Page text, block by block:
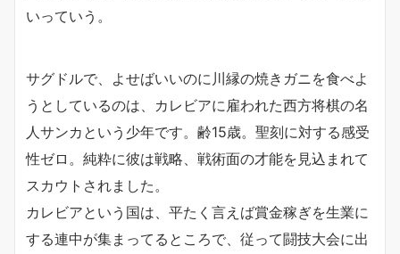
いっていう。
サグドルで、よせばいいのに川縁の焼きガニを食べよ
うとしているのは、カレビアに雇われた西方将棋の名
人サンカという少年です。齢15歳。聖刻に対する感受
性ゼロ。純粋に彼は戦略、戦術面の才能を見込まれて
スカウトされました。
カレビアという国は、平たく言えば賞金稼ぎを生業に
する連中が集まってるところで、従って闘技大会に出